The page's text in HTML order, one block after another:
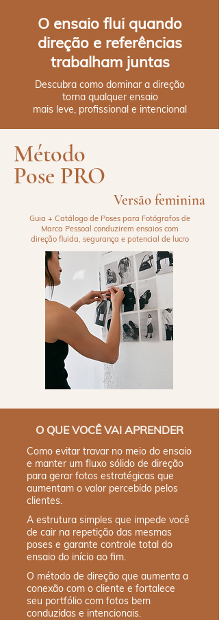
O ensaio flui quando
direção e referências
trabalham juntas
Descubra como dominar a direção
torna qualquer ensaio
mais leve, profissional e intencional
Método
Pose PRO
Versão feminina
Guia + Catálogo de Poses para Fotógrafos de
Marca Pessoal conduzirem ensaios com
direção fluida, segurança e potencial de lucro
O QUE VOCÊ VAI APRENDER
Como evitar travar no meio do ensaio
e manter um fluxo sólido de direção
para gerar fotos estratégicas que
aumentam o valor percebido pelos
clientes.
A estrutura simples que impede você
de cair na repetição das mesmas
poses e garante controle total do
ensaio do início ao fim.
O método de direção que aumenta a
conexão com o cliente e fortalece
seu portfólio com fotos bem
conduzidas e intencionais.